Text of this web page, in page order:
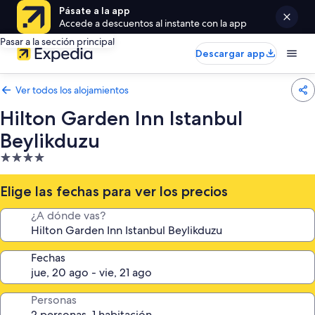
Pásate a la app
Accede a descuentos al instante con la app
Pasar a la sección principal
Descargar app
Ver todos los alojamientos
Hilton Garden Inn Istanbul
Beylikduzu
Alojamiento
de
4.0 estrellas
Elige las fechas para ver los precios
¿A dónde vas?
Fechas
Personas